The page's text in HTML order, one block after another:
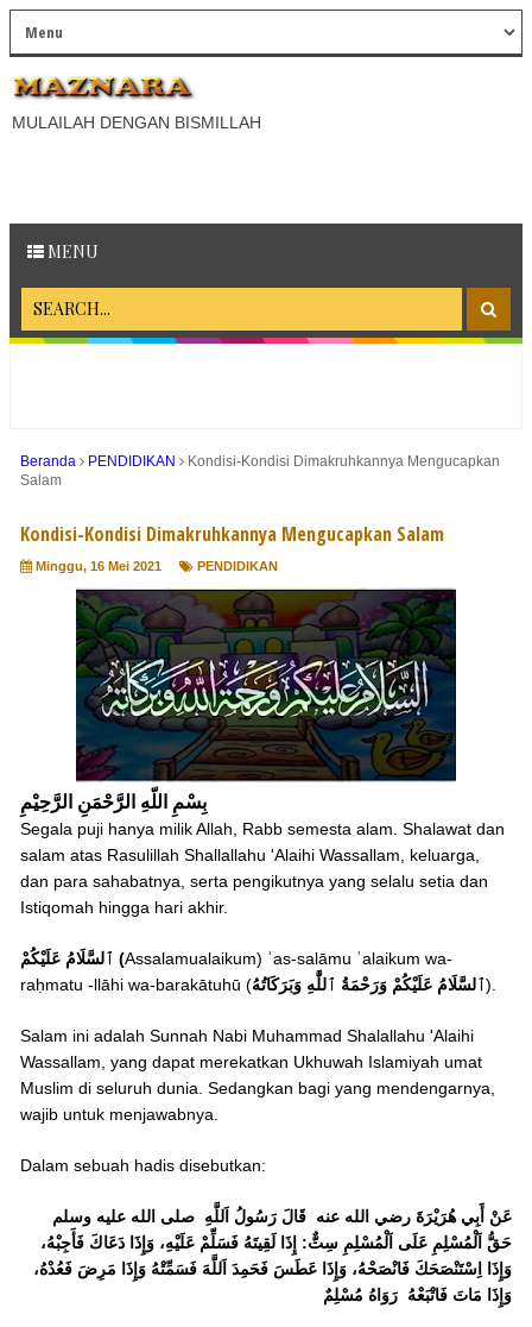
MULAILAH DENGAN BISMILLAH
MENU
Beranda PENDIDIKAN
Kondisi-Kondisi Dimakruhkannya Mengucapkan
Salam
Kondisi-Kondisi Dimakruhkannya Mengucapkan Salam
Minggu, 16 Mei 2021 PENDIDIKAN
بِسْمِ اللّهِ الرَّحْمَنِ الرَّحِيْمِ
Segala puji hanya milik Allah, Rabb semesta alam. Shalawat dan
salam atas Rasulillah Shallallahu 'Alaihi Wassallam, keluarga,
dan para sahabatnya, serta pengikutnya yang selalu setia dan
Istiqomah hingga hari akhir.
ٱلسَّلَامُ عَلَيْكُمْ (Assalamualaikum) ʾas-salāmu ʿalaikum wa-
raḥmatu -llāhi wa-barakātuhū (
ٱلسَّلَامُ عَلَيْكُمْ وَرَحْمَةُ ٱللَّٰهِ وَبَرَكَاتُهُ ).
Salam ini adalah Sunnah Nabi Muhammad Shalallahu 'Alaihi
Wassallam, yang dapat merekatkan Ukhuwah Islamiyah umat
Muslim di seluruh dunia. Sedangkan bagi yang mendengarnya,
wajib untuk menjawabnya.
Dalam sebuah hadis disebutkan:
عَنْ أَبِي هُرَيْرَةَ رضي الله عنه قَالَ رَسُولُ اَللَّهِ صلى الله عليه وسلم
حَقُّ اَلْمُسْلِمِ عَلَى اَلْمُسْلِمِ سِتٌّ: إِذَا لَقِيتَهُ فَسَلِّمْ عَلَيْهِ، وَإِذَا دَعَاكَ فَأَجِبْهُ،
وَإِذَا اِسْتَنْصَحَكَ فَانْصَحْهُ، وَإِذَا عَطَسَ فَحَمِدَ اَللَّهَ فَسَمِّتْهُ وَإِذَا مَرِضَ فَعُدْهُ،
وَإِذَا مَاتَ فَاتْبَعْهُ رَوَاهُ مُسْلِمٌ